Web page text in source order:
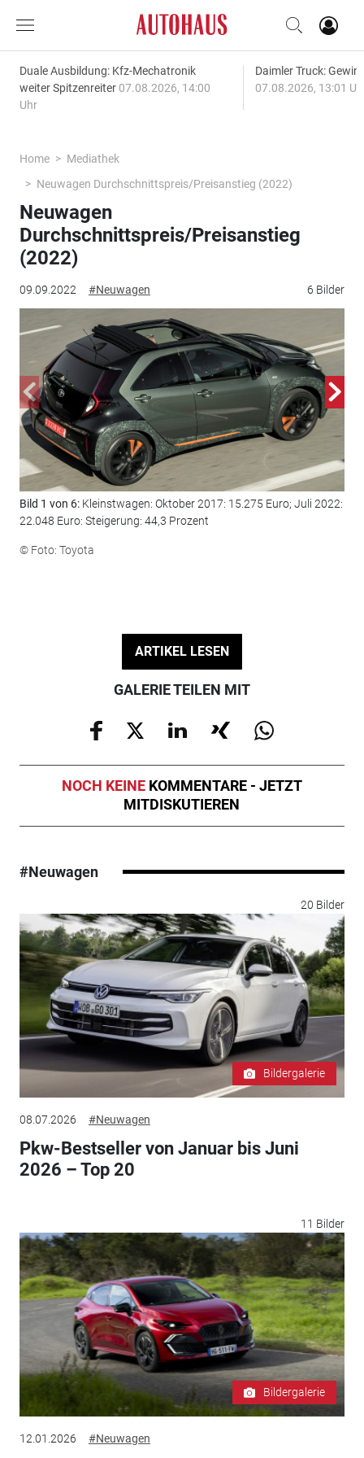
Duale Ausbildung: Kfz-Mechatronik
weiter Spitzenreiter 07.08.2026, 14:00
Uhr
Daimler Truck:
07.08.2026, 13:01
Home
Mediathek
Neuwagen Durchschnittspreis/Preisanstieg (2022)
09.09.2022 #Neuwagen 6 Bilder
Neuwagen
Durchschnittspreis/Preisanstieg
(2022)
Bild 1 von 6: Kleinstwagen: Oktober 2017: 15.275 Euro; Juli 2022:
22.048 Euro: Steigerung: 44,3 Prozent
© Foto: Toyota
ARTIKEL LESEN
GALERIE TEILEN MIT
NOCH KEINE KOMMENTARE - JETZT
MITDISKUTIEREN
#Neuwagen
20 Bilder
Bildergalerie
08.07.2026 #Neuwagen
Pkw-Bestseller von Januar bis Juni
2026 – Top 20
11 Bilder
Bildergalerie
12.01.2026 #Neuwagen